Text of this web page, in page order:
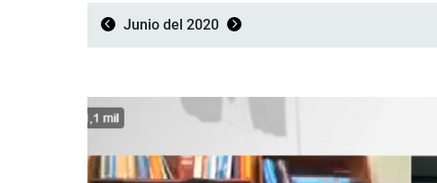
Junio del 2020